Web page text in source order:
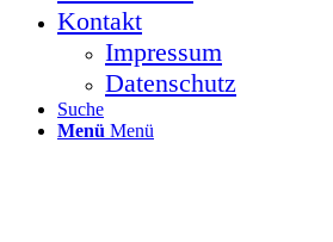
Kontakt
Impressum
Datenschutz
Suche
Menü Menü